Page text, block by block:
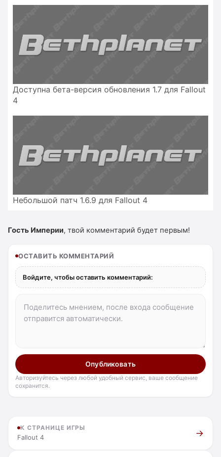
Доступна бета-версия обновления 1.7 для Fallout
4
Небольшой патч 1.6.9 для Fallout 4
Гость Империи, твой комментарий будет первым!
ОСТАВИТЬ КОММЕНТАРИЙ
Войдите, чтобы оставить комментарий:
Авторизуйтесь через любой удобный сервис, ваше сообщение
сохранится.
Опубликовать
К СТРАНИЦЕ ИГРЫ
Fallout 4